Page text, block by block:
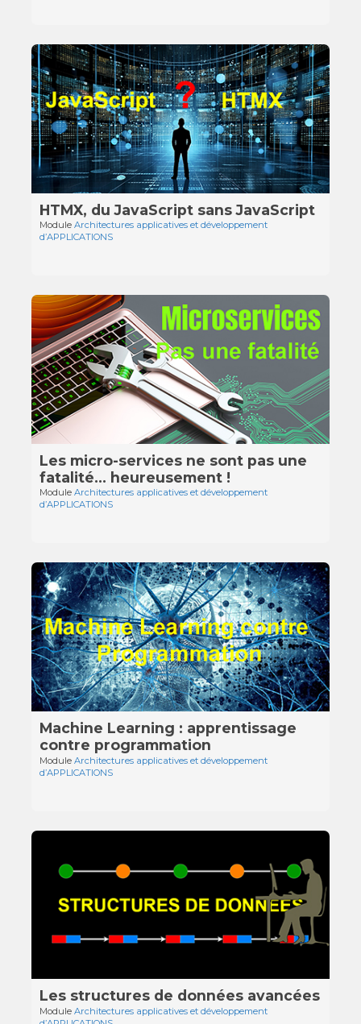
HTMX, du JavaScript sans JavaScript
ModuleArchitectures applicatives et développement
d’APPLICATIONS
Les micro-services ne sont pas une
fatalité… heureusement !
ModuleArchitectures applicatives et développement
d’APPLICATIONS
Machine Learning : apprentissage
contre programmation
ModuleArchitectures applicatives et développement
d’APPLICATIONS
Les structures de données avancées
ModuleArchitectures applicatives et développement